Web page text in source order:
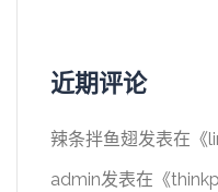
近期评论
辣条拌鱼翅发表在《
admin发表在《